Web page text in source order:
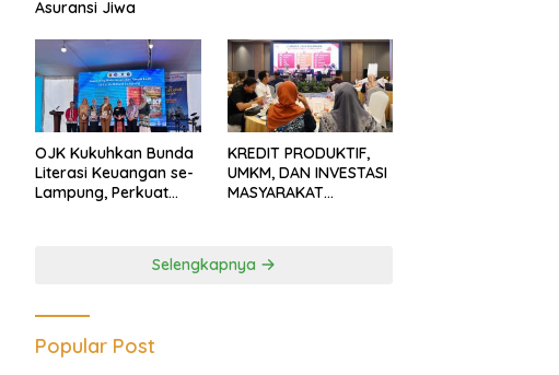
Asuransi Jiwa
OJK Kukuhkan Bunda
Literasi Keuangan se-
Lampung, Perkuat
KREDIT PRODUKTIF,
UMKM, DAN INVESTASI
MASYARAKAT
Selengkapnya
Popular Post